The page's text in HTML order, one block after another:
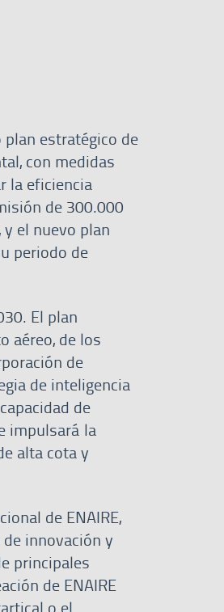
estratégico de
con medidas
la eficiencia
de 300.000
el nuevo plan
periodo de
El plan
aéreo, de los
de
de inteligencia
de
impulsará la
alta cota y
de ENAIRE,
innovación y
principales
de ENAIRE
o el